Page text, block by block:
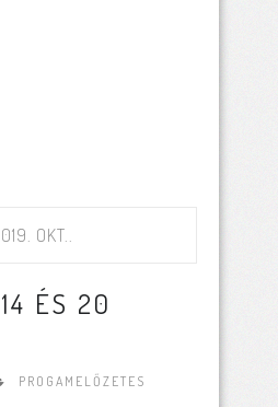
OKT..
ÉS 20
PROGAMELŐZETES